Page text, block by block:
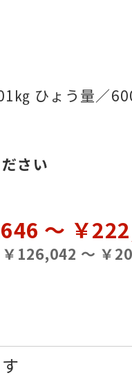
㎏ ひょう量／
さい
～ ￥
￥126,042 ～ ￥